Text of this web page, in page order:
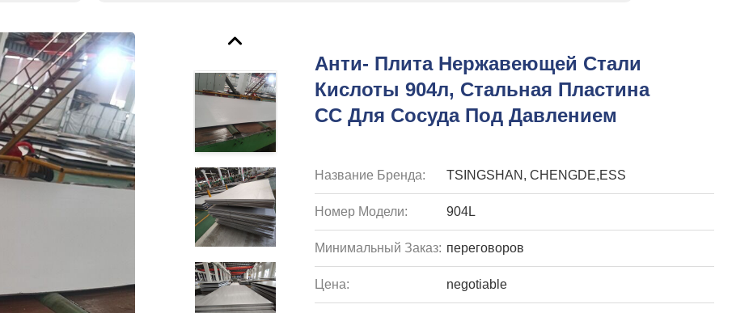
Анти- Плита Нержавеющей Стали
Кислоты 904л, Стальная Пластина
СС Для Сосуда Под Давлением
Название Бренда: TSINGSHAN, CHENGDE,ESS
Номер Модели: 904L
Минимальный Заказ: переговоров
Цена: negotiable